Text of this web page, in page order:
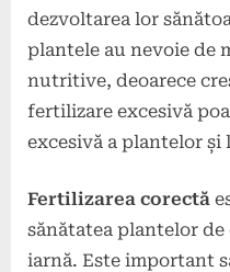
dezvoltarea lor
plantele au nevoie de
nutritive, deoarece
fertilizare excesivă
excesivă a plantelor și
Fertilizarea corectă
sănătatea plantelor de
iarnă. Este important